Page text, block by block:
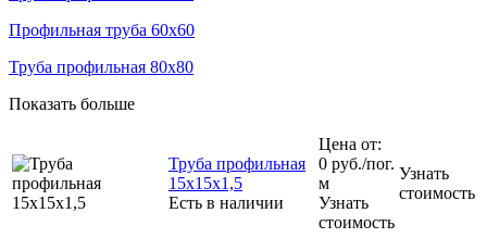
Профильная труба 60x60
Труба профильная 80x80
Показать больше
Труба профильная
15х15х1,5
Есть в наличии
Цена от:
0 руб./пог.
м
Узнать
стоимость
Узнать
стоимость